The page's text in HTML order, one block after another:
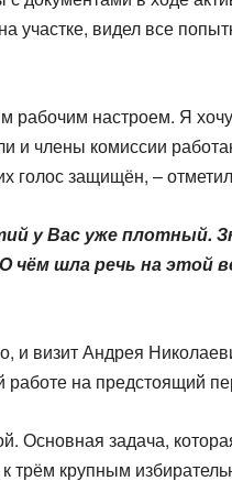
участке, видел все
рабочим настроем. Я
и члены комиссии
голос защищён, –
у Вас уже плотный.
шла речь на этой
визит Андрея
на предстоящий
Основная задача,
трём крупным